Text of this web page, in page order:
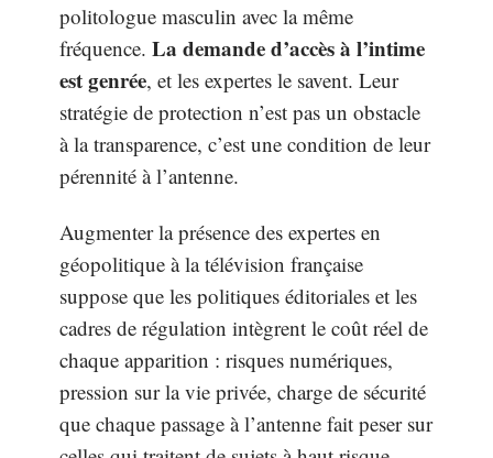
politologue masculin avec la même
fréquence. La demande d’accès à l’intime
est genrée, et les expertes le savent. Leur
stratégie de protection n’est pas un obstacle
à la transparence, c’est une condition de leur
pérennité à l’antenne.
Augmenter la présence des expertes en
géopolitique à la télévision française
suppose que les politiques éditoriales et les
cadres de régulation intègrent le coût réel de
chaque apparition : risques numériques,
pression sur la vie privée, charge de sécurité
que chaque passage à l’antenne fait peser sur